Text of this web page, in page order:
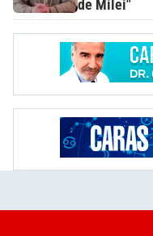
de Milei"